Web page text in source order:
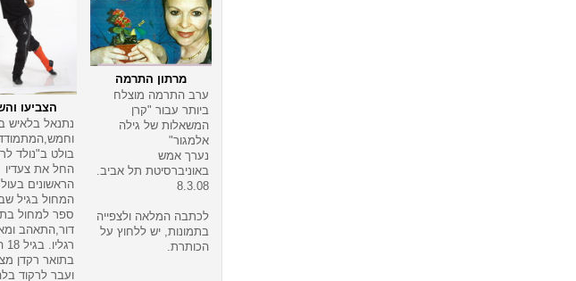
מרתון התרמה
ערב התרמה מוצלח
ביותר עבור "קרן
המשאלות של גילה
אלמגור"
נערך אמש
באוניברסיטת תל אביב.
8.3.08
לכתבה המלאה ולצפייה
בתמונות, יש ללחוץ על
הכותרת.
הצביעו
נתנאל בלאיש
בולט ב"נולד
החל את צעדיו
הראשונים
המחול בגיל
ספר למחול בת
דור,התאהב
בתואר רקדן
ועבר לרקוד